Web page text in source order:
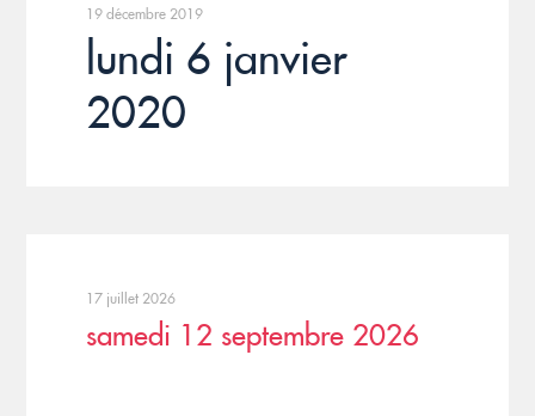
19 décembre 2019
lundi 6 janvier
2020
17 juillet 2026
samedi 12 septembre 2026